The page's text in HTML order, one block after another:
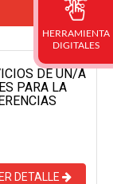
DE UN/A
PARA LA
DETALLE
HERRAMIENTA
DIGITALES